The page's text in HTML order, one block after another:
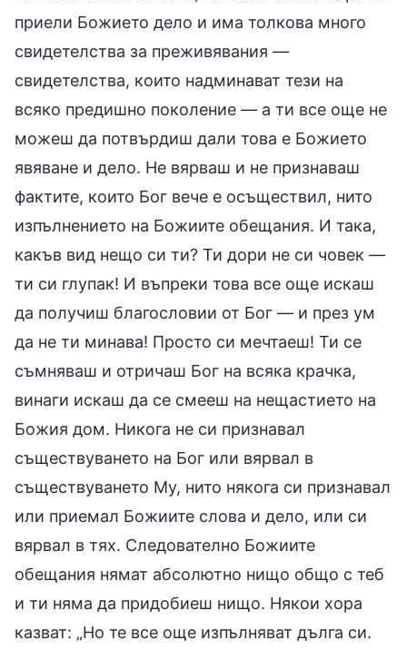
приели Божието дело и има толкова много
свидетелства за преживявания —
свидетелства, които надминават тези на
всяко предишно поколение — а ти все още не
можеш да потвърдиш дали това е Божието
явяване и дело. Не вярваш и не признаваш
фактите, които Бог вече е осъществил, нито
изпълнението на Божиите обещания. И така,
какъв вид нещо си ти? Ти дори не си човек —
ти си глупак! И въпреки това все още искаш
да получиш благословии от Бог — и през ум
да не ти минава! Просто си мечтаеш! Ти се
съмняваш и отричаш Бог на всяка крачка,
винаги искаш да се смееш на нещастието на
Божия дом. Никога не си признавал
съществуването на Бог или вярвал в
съществуването Му, нито някога си признавал
или приемал Божиите слова и дело, или си
вярвал в тях. Следователно Божиите
обещания нямат абсолютно нищо общо с теб
и ти няма да придобиеш нищо. Някои хора
казват: „Но те все още изпълняват дълга си.